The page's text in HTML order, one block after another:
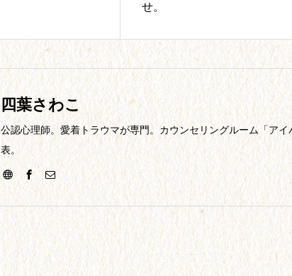
せ。
四葉さわこ
公認心理師。愛着トラウマが専門。カウンセリングルーム「アイ
表。